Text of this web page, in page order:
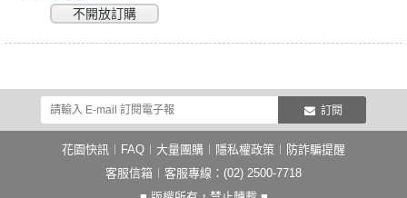
不開放訂購
訂閱
花園快訊 FAQ 大量團購 隱私權政策
防詐騙提醒
客服信箱 ︱客服專線：(02) 2500-7718